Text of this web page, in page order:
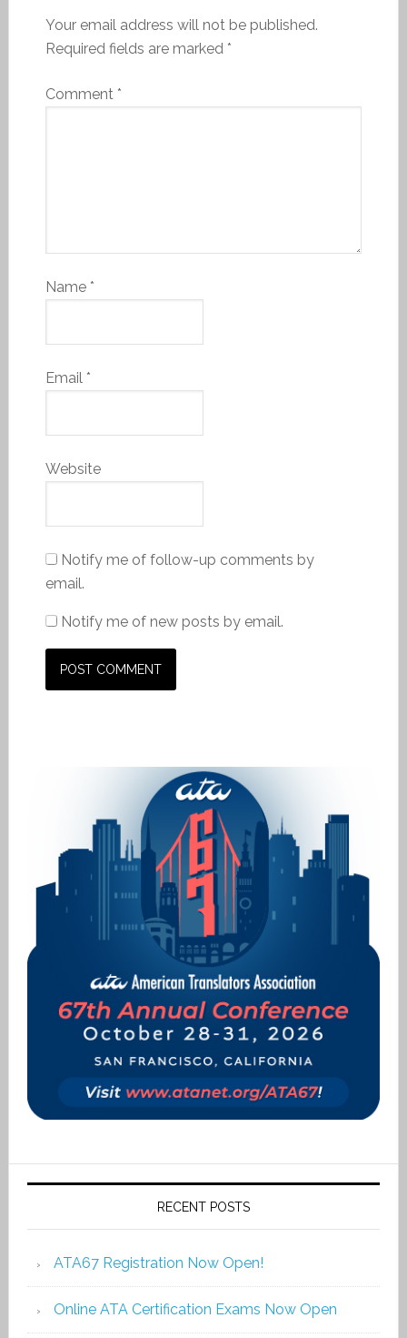
Your email address will not be published.
Required fields are marked *
Comment *
Name *
Email *
Website
Notify me of follow-up comments by
email.
Notify me of new posts by email.
RECENT POSTS
ATA67 Registration Now Open!
Online ATA Certification Exams Now Open